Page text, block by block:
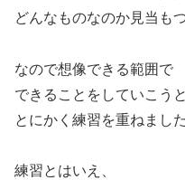
どんなものなのか見当も
なので想像できる範囲で
できることをしていこう
とにかく練習を重ねました
練習とはいえ、